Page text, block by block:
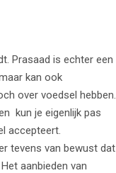
Prasaad is echter een
kan ook
over voedsel hebben.
kun je eigenlijk pas
accepteert.
tevens van bewust dat
aanbieden van